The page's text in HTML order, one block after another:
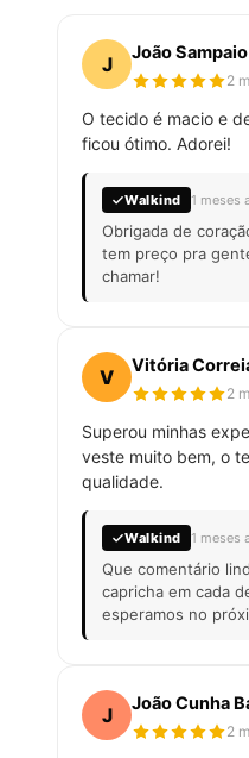
J
João
2
O tecido é macio e
ficou ótimo. Adorei!
Walkind 1 meses
Obrigada de
tem preço pra
chamar!
V
Vitória
2
Superou minhas
veste muito bem, o
qualidade.
Walkind 1 meses
Que comentário
capricha em cada
esperamos no
J
João Cunha
2